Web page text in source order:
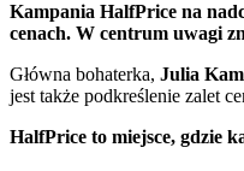
Kampania HalfPrice na
cenach. W centrum uwagi
Główna bohaterka, Julia
jest także podkreślenie zalet
HalfPrice to miejsce, gdzie